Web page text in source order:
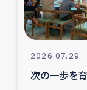
ア
2026.07.29
次の一歩を